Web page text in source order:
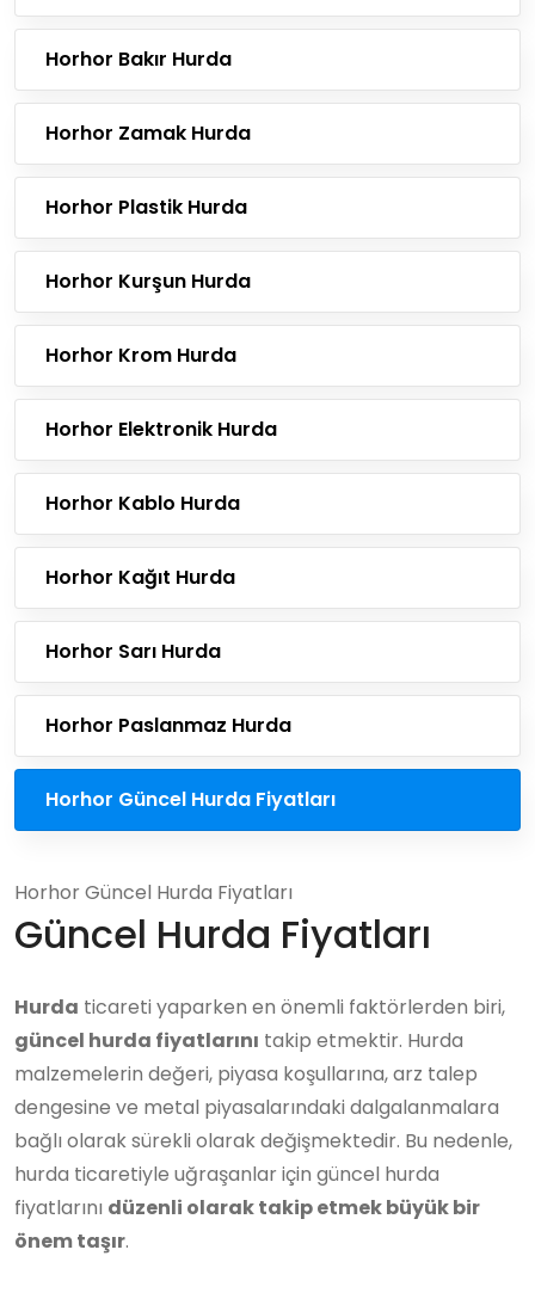
Horhor Bakır Hurda
Horhor Zamak Hurda
Horhor Plastik Hurda
Horhor Kurşun Hurda
Horhor Krom Hurda
Horhor Elektronik Hurda
Horhor Kablo Hurda
Horhor Kağıt Hurda
Horhor Sarı Hurda
Horhor Paslanmaz Hurda
Horhor Güncel Hurda Fiyatları
Horhor Güncel Hurda Fiyatları
Güncel Hurda Fiyatları
Hurda ticareti yaparken en önemli faktörlerden biri,
güncel hurda fiyatlarını takip etmektir. Hurda
malzemelerin değeri, piyasa koşullarına, arz talep
dengesine ve metal piyasalarındaki dalgalanmalara
bağlı olarak sürekli olarak değişmektedir. Bu nedenle,
hurda ticaretiyle uğraşanlar için güncel hurda
fiyatlarını düzenli olarak takip etmek büyük bir
önem taşır.